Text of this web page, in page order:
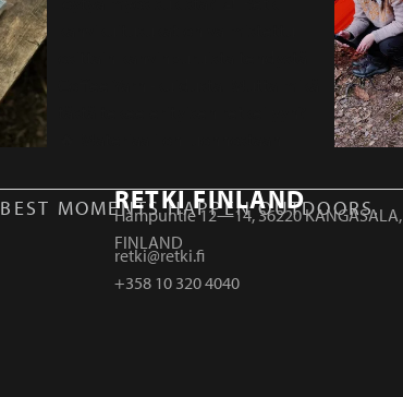
BEST MOMENTS HAPPEN OUTDOORS.
RETKI FINLAND
Hampuntie 12—14, 36220 KANGASALA,
FINLAND
retki@retki.fi
+358 10 320 4040